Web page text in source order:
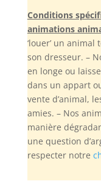
Conditions
animations
‘louer’ un
son dresseur. –
en longe ou
dans un appart
vente d’animal,
amies. – Nos
manière
une question
respecter notre